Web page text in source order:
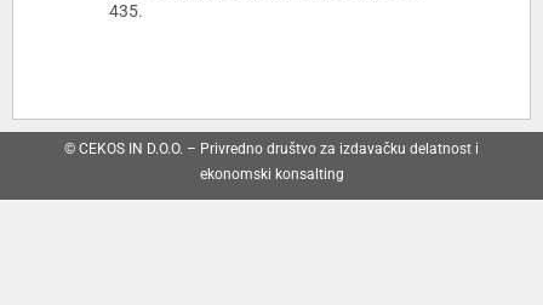
435.
© CEKOS IN D.O.O. – Privredno društvo za izdavačku delatnost i
ekonomski konsalting